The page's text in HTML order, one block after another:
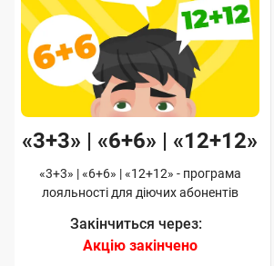
«3+3» | «6+6» | «12+12»
«3+3» | «6+6» | «12+12» - програма
лояльності для діючих абонентів
Закінчиться через:
Акцію закінчено